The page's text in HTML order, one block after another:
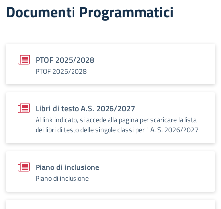
Documenti Programmatici
PTOF 2025/2028
PTOF 2025/2028
Libri di testo A.S. 2026/2027
Al link indicato, si accede alla pagina per scaricare la lista
dei libri di testo delle singole classi per l' A. S. 2026/2027
Piano di inclusione
Piano di inclusione